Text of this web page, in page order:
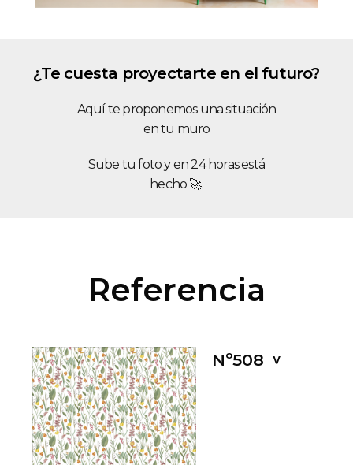
¿Te cuesta proyectarte en el futuro?
Aquí te proponemos una situación
en tu muro
Sube tu foto y en 24 horas está
hecho 🚀.
Referencia
Nº508